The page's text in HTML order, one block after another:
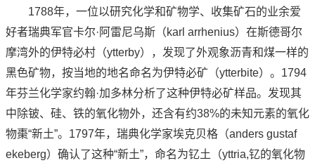
1788年，一位以研究化学和矿物学、收集矿石的业余爱
好者瑞典军官卡尔·阿雷尼乌斯（karl arrhenius）在斯德哥尔
摩湾外的伊特必村（ytterby），发现了外观象沥青和煤一样的
黑色矿物，按当地的地名命名为伊特必矿（ytterbite）。1794
年芬兰化学家约翰·加多林分析了这种伊特必矿样品。发现其
中除铍、硅、铁的氧化物外，还含有约38%的未知元素的氧化
物棗“新土”。1797年，瑞典化学家埃克贝格（anders gustaf
ekeberg）确认了这种“新土”，命名为钇土（yttria,钇的氧化物